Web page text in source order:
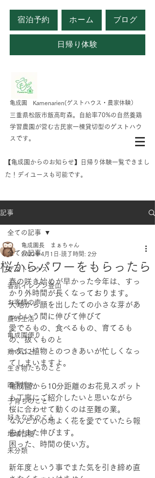
宿泊予約 ホーム ブログ
日帰り体験
​亀成園 Kamenarien(ゲストハウス・農家体験）
​​三重県松阪市飯高町森。自給率70%の自然養鶏
学習農園が営む古民家一棟貸切型のゲストハウ
スです。
​【亀成園からのお知らせ】日帰り体験一覧できまし
た！デイユースも可能です。
記事
全ての記事
ゲストハウス
香肌イレブン登山
お客様の声
農的生活
亀成園便り
鶏のこと
生き物たちのこと
四季折々
子育ちのこと
好きな本のこと
地域自慢
未分類
全ての記事
桜からパワーをもらったら
亀成園長 まぁちゃん
2023年4月1日 読了時間: 2分
春の咲き始めが早かった今年は、すっ
かり外時間が長くなっております。
大地から顔を出したての小さな芽があ
っという間に伸びて伸びて
愛でるもの、食べるもの、育てるも
の、抜くものと
一気に植物とのつきあいが忙しくなっ
てしまいますよ。
亀成園から10分距離のお花見スポット
も丁寧にご紹介したいと思いながら
桜に合わせて動くのは至難の業。
なんとか心地よく花を愛でていたら報
告がまた伸びます。
困った、時間の使い方。
新年度という事でまた気を引き締め直